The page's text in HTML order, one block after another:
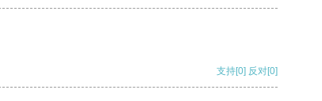
支持[0] 反对[0]